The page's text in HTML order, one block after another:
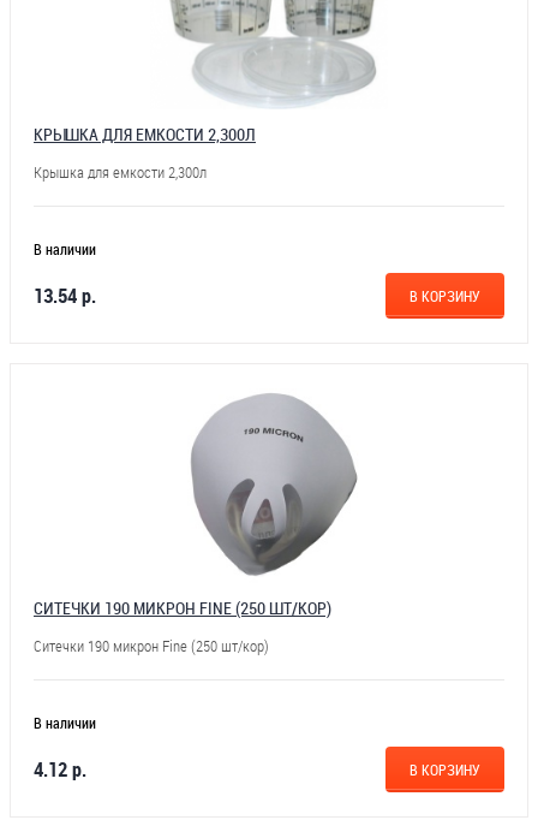
КРЫШКА ДЛЯ ЕМКОСТИ 2,300Л
Крышка для емкости 2,300л
В наличии
13.54 р. В КОРЗИНУ
СИТЕЧКИ 190 МИКРОН FINE (250 ШТ/КОР)
Ситечки 190 микрон Fine (250 шт/кор)
В наличии
4.12 р. В КОРЗИНУ